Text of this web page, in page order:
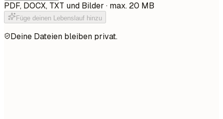
PDF, DOCX, TXT und Bilder · max. 20 MB
Füge deinen Lebenslauf hinzu
Deine Dateien bleiben privat.